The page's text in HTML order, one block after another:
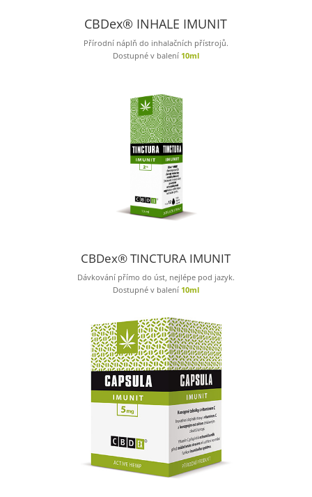
CBDex® INHALE IMUNIT
Přírodní náplň do inhalačních přístrojů.
Dostupné v balení 10ml
CBDex® TINCTURA IMUNIT
Dávkování přímo do úst, nejlépe pod jazyk.
Dostupné v balení 10ml